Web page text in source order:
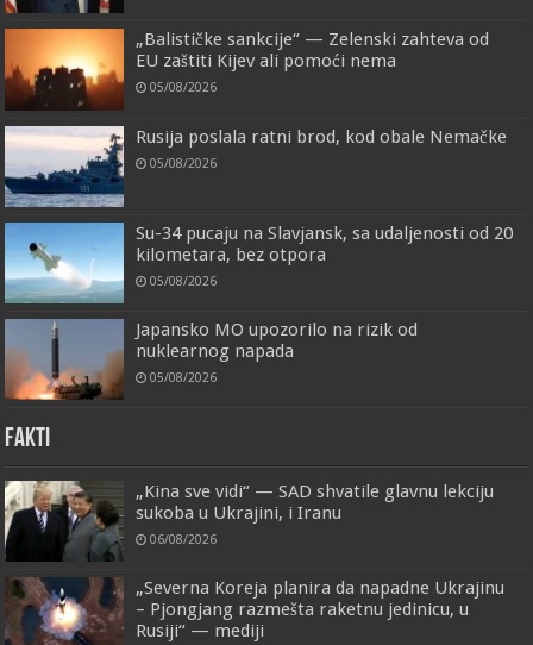
„Balističke sankcije“ — Zelenski zahteva od
EU zaštiti Kijev ali pomoći nema
05/08/2026
Rusija poslala ratni brod, kod obale Nemačke
05/08/2026
Su-34 pucaju na Slavjansk, sa udaljenosti od 20
kilometara, bez otpora
05/08/2026
Japansko MO upozorilo na rizik od
nuklearnog napada
05/08/2026
FAKTI
„Kina sve vidi“ — SAD shvatile glavnu lekciju
sukoba u Ukrajini, i Iranu
06/08/2026
„Severna Koreja planira da napadne Ukrajinu
– Pjongjang razmešta raketnu jedinicu, u
Rusiji“ — mediji